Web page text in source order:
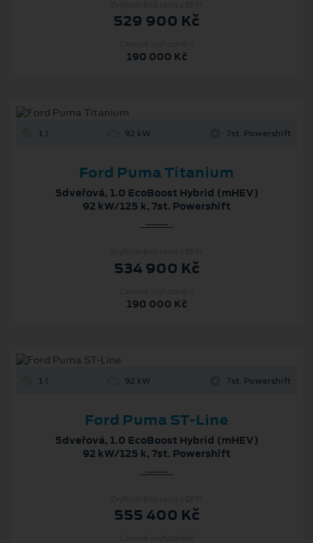
529 900 Kč
190 000 Kč
1 l 92 kW 7st. Powershift
Ford Puma Titanium
5dveřová, 1.0 EcoBoost Hybrid (mHEV)
92 kW/125 k, 7st. Powershift
534 900 Kč
190 000 Kč
1 l 92 kW 7st. Powershift
Ford Puma ST-Line
5dveřová, 1.0 EcoBoost Hybrid (mHEV)
92 kW/125 k, 7st. Powershift
555 400 Kč